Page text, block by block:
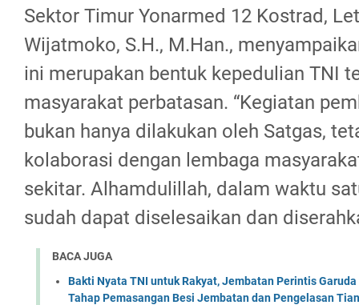
Sektor Timur Yonarmed 12 Kostrad,
Wijatmoko, S.H., M.Han.,
ini merupakan bentuk kepedulian TNI
masyarakat perbatasan. “Kegiatan
bukan hanya dilakukan oleh Satgas,
kolaborasi dengan lembaga
sekitar. Alhamdulillah, dalam waktu
sudah dapat diselesaikan dan
BACA JUGA
Bakti Nyata TNI untuk Rakyat, Jembatan Perintis
Tahap Pemasangan Besi Jembatan dan Pengelasan